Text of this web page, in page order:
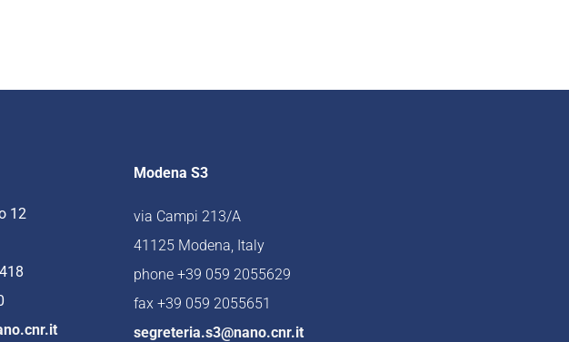
12
Modena S3
via Campi 213/A
41125 Modena, Italy
phone +39 059 2055629
fax +39 059 2055651
segreteria.s3@nano.cnr.it